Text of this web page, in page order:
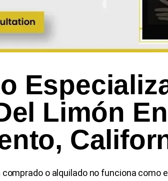
Limón
o alquilado no funciona como